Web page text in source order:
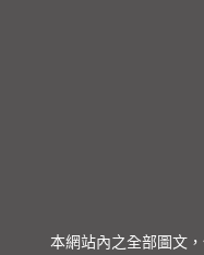
本網站內之全部圖文